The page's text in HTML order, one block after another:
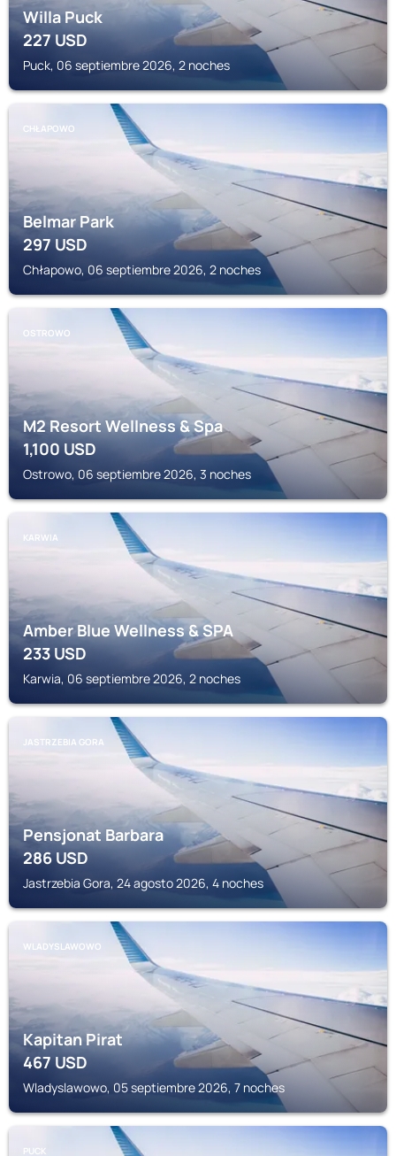
Willa Puck
227USD
Puck, 06 septiembre 2026, 2 noches
CHŁAPOWO
Belmar Park
297USD
Chłapowo, 06 septiembre 2026, 2 noches
OSTROWO
M2 Resort Wellness & Spa
1,100USD
Ostrowo, 06 septiembre 2026, 3 noches
KARWIA
Amber Blue Wellness & SPA
233USD
Karwia, 06 septiembre 2026, 2 noches
JASTRZEBIA GORA
Pensjonat Barbara
286USD
Jastrzebia Gora, 24 agosto 2026, 4 noches
WLADYSLAWOWO
Kapitan Pirat
467USD
Wladyslawowo, 05 septiembre 2026, 7 noches
PUCK